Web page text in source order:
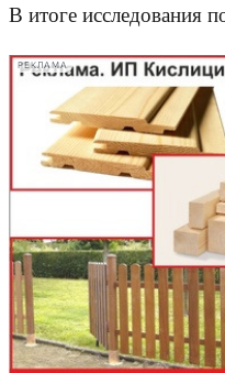
В итоге исследования
РЕКЛАМА